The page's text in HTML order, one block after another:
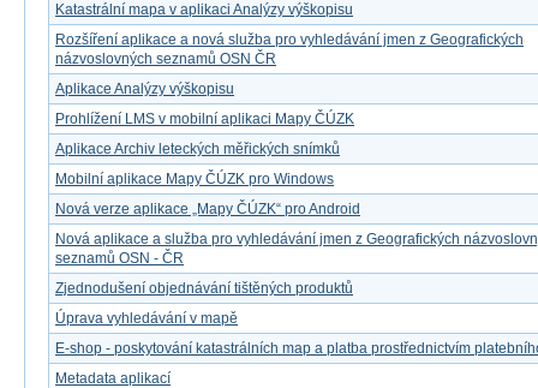
Katastrální mapa v aplikaci Analýzy výškopisu
Rozšíření aplikace a nová služba pro vyhledávání jmen z Geografických
názvoslovných seznamů OSN ČR
Aplikace Analýzy výškopisu
Prohlížení LMS v mobilní aplikaci Mapy ČÚZK
Aplikace Archiv leteckých měřických snímků
Mobilní aplikace Mapy ČÚZK pro Windows
Nová verze aplikace „Mapy ČÚZK“ pro Android
Nová aplikace a služba pro vyhledávání jmen z Geografických
seznamů OSN - ČR
Zjednodušení objednávání tištěných produktů
Úprava vyhledávání v mapě
E-shop - poskytování katastrálních map a platba prostřednictvím
Metadata aplikací